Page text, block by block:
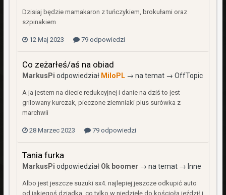
Dzisiaj będzie mamakaron z tuńczykiem, brokułami oraz
szpinakiem
12 Maj 2023 79 odpowiedzi
Co zeżarłeś/aś na obiad
MarkusPi odpowiedział MiloPL→ na temat → OffTopic
A ja jestem na diecie redukcyjnej i danie na dziś to jest
grilowany kurczak, pieczone ziemniaki plus surówka z
marchwii
28 Marzec 2023 79 odpowiedzi
Tania furka
MarkusPi odpowiedział Ok boomer → na temat → Inne
Albo jest jeszcze suzuki sx4. najlepiej jeszcze odkupić auto
od jakiegoś dziadka, co tylko w niedzielę do kościoła jeździł i